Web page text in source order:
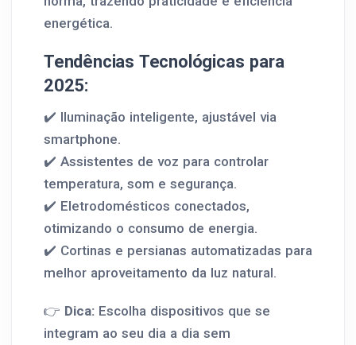
energética.
Tendências Tecnológicas para
2025:
✔️ Iluminação inteligente, ajustável via
smartphone.
✔️ Assistentes de voz para controlar
temperatura, som e segurança.
✔️ Eletrodomésticos conectados,
otimizando o consumo de energia.
✔️ Cortinas e persianas automatizadas para
melhor aproveitamento da luz natural.
👉 Dica: Escolha dispositivos que se
integram ao seu dia a dia sem